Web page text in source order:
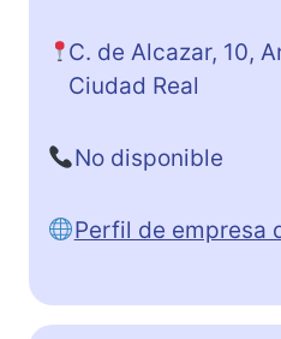
C. de Alcazar, 10,
Ciudad Real
No disponible
Perfil de empresa